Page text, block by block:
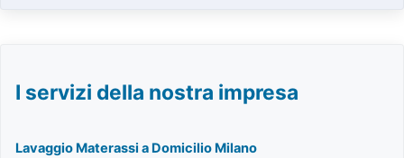
I servizi della nostra impresa
Lavaggio Materassi a Domicilio Milano